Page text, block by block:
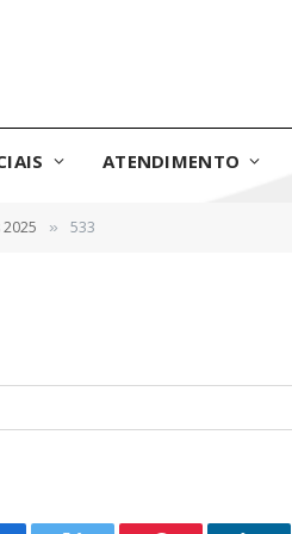
ATENDIMENTO
» 533